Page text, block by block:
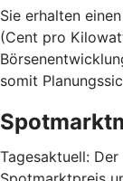
Sie erhalten
(Cent pro
somit
Tagesaktuell: